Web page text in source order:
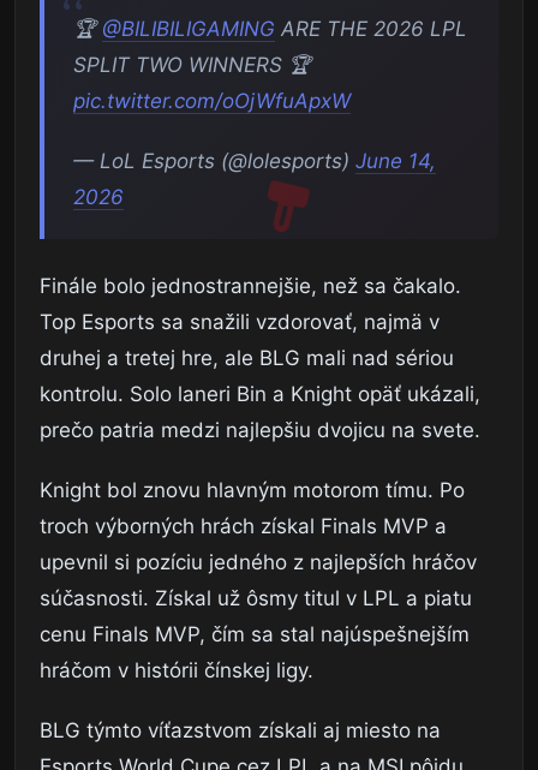
🏆 @BILIBILIGAMING ARE THE 2026 LPL
SPLIT TWO WINNERS 🏆
pic.twitter.com/oOjWfuApxW
— LoL Esports (@lolesports) June 14,
2026
Finále bolo jednostrannejšie, než sa čakalo.
Top Esports sa snažili vzdorovať, najmä v
druhej a tretej hre, ale BLG mali nad sériou
kontrolu. Solo laneri Bin a Knight opäť ukázali,
prečo patria medzi najlepšiu dvojicu na svete.
Knight bol znovu hlavným motorom tímu. Po
troch výborných hrách získal Finals MVP a
upevnil si pozíciu jedného z najlepších hráčov
súčasnosti. Získal už ôsmy titul v LPL a piatu
cenu Finals MVP, čím sa stal najúspešnejším
hráčom v histórii čínskej ligy.
BLG týmto víťazstvom získali aj miesto na